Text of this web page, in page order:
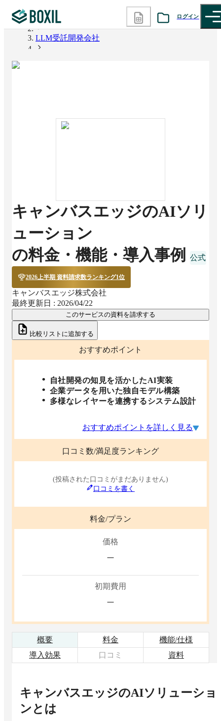
ログイン
カテゴリから探す
BOXILの使い方ガイド
BOXIL
LLM受託開発会社
キャンバスエッジのAIソリ
ューション
の料金・機能・導入事例
2026上半期 資料請求数ランキング1位
キャンバスエッジ株式会社
最終更新日 : 2026/04/22
このサービスの資料を請求する
比較リストに追加する
おすすめポイント
自社開発の知見を活かしたAI実装
企業データを用いた独自モデル構築
多様なレイヤーを連携するシステム設計
おすすめポイントを詳しく見る
口コミ数/満足度ランキング
(投稿された口コミがまだありません)
口コミを書く
料金/プラン
価格
ー
初期費用
ー
概要 料金
機能/仕様
導入効果
口コミ 資料
キャンバスエッジのAIソリューショ
ン とは